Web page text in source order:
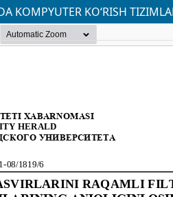
KOMPYUTER KО‘RISH